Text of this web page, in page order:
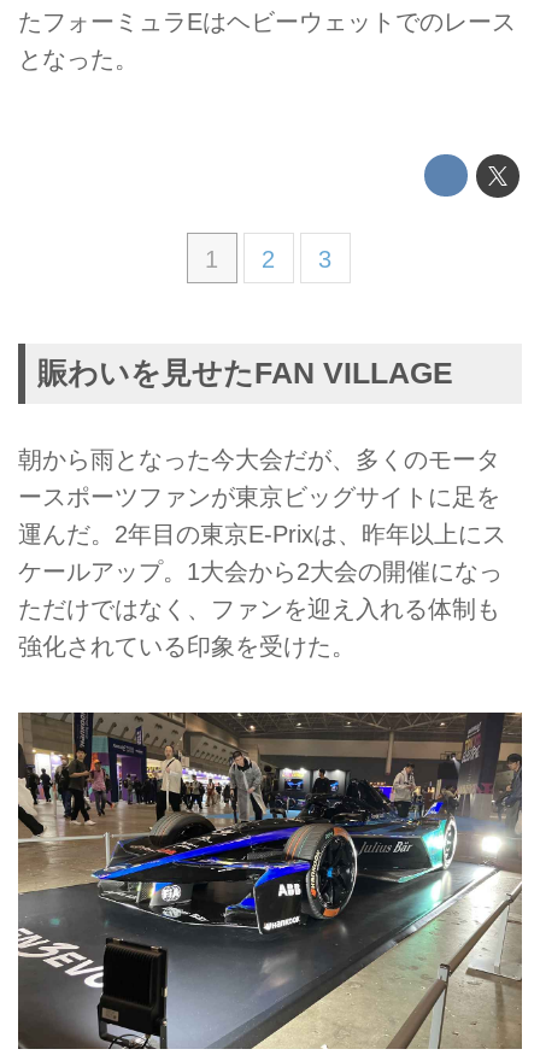
たフォーミュラEはヘビーウェットでのレース
となった。
1 2 3
賑わいを見せたFAN VILLAGE
朝から雨となった今大会だが、多くのモータ
ースポーツファンが東京ビッグサイトに足を
運んだ。2年目の東京E-Prixは、昨年以上にス
ケールアップ。1大会から2大会の開催になっ
ただけではなく、ファンを迎え入れる体制も
強化されている印象を受けた。